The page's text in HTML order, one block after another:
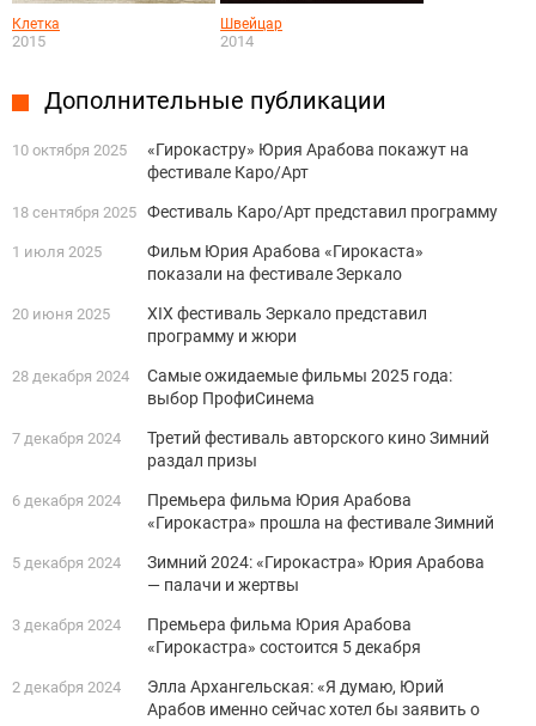
Клетка
2015
Швейцар
2014
Дополнительные публикации
10 октября 2025
«Гирокастру» Юрия Арабова покажут на
фестивале Каро/Арт
18 сентября 2025 Фестиваль Каро/Арт представил программу
1 июля 2025
Фильм Юрия Арабова «Гирокаста»
показали на фестивале Зеркало
20 июня 2025
XIX фестиваль Зеркало представил
программу и жюри
28 декабря 2024
Самые ожидаемые фильмы 2025 года:
выбор ПрофиСинема
7 декабря 2024
Третий фестиваль авторского кино Зимний
раздал призы
6 декабря 2024
Премьера фильма Юрия Арабова
«Гирокастра» прошла на фестивале Зимний
5 декабря 2024
Зимний 2024: «Гирокастра» Юрия Арабова
— палачи и жертвы
3 декабря 2024
Премьера фильма Юрия Арабова
«Гирокастра» состоится 5 декабря
2 декабря 2024
Элла Архангельская: «Я думаю, Юрий
Арабов именно сейчас хотел бы заявить о